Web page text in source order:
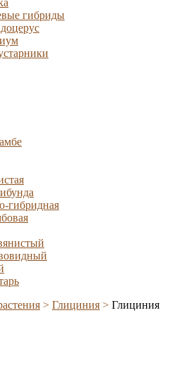
гибриды
гибридная
> Глициния > Глициния